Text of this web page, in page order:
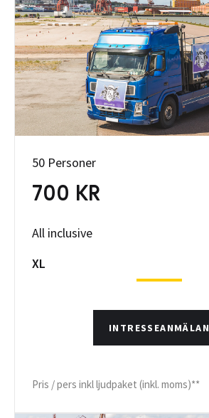
50 Personer
700 KR
All inclusive
XL
INTRESSEANMÄLAN
Pris / pers inkl ljudpaket (inkl. moms)**